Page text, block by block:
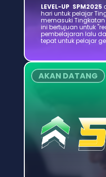
LEVEL-UP  SPM2025
hari untuk pelajar
memasuki
ini bertujuan untuk
pembelajaran lalu
tepat untuk pelajar
AKAN DATANG